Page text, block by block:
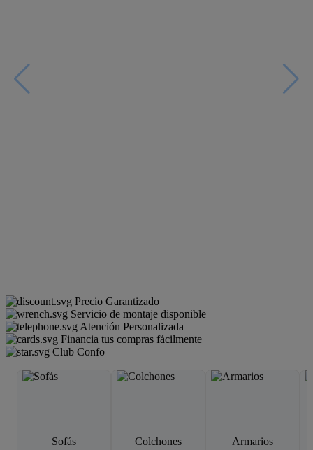
Precio Garantizado
Servicio de montaje disponible
Atención Personalizada
Financia tus compras fácilmente
Club Confo
Sofás Colchones Armarios